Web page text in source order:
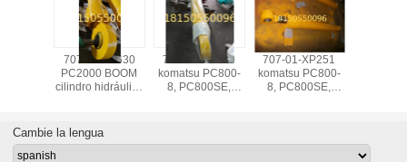
brazo
carrera
mm
707-E1-00630
PC2000 BOOM
cilindro hidráulico
707-01-XP210
komatsu PC800-
8, PC800SE,
tubo ID200 de
707-01-XP251
komatsu PC800-
8, PC800SE,
brazo ID185 de
Cambie la lengua